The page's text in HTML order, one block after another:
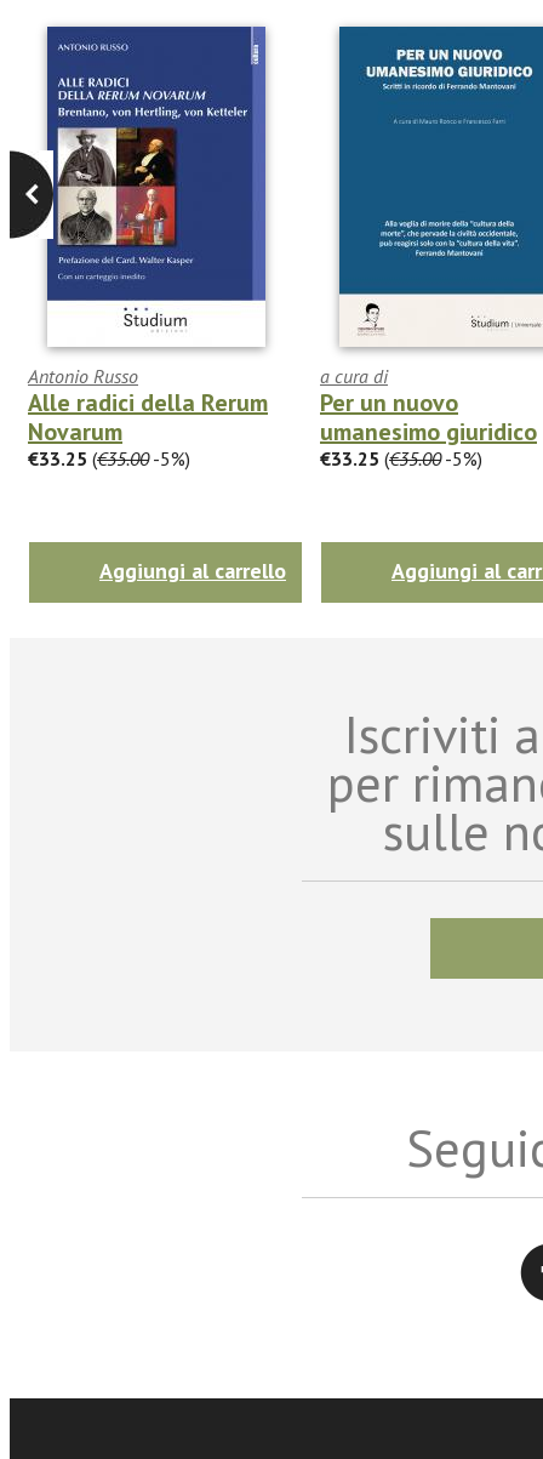
Antonio Russo
Alle radici della Rerum
Novarum
€33.25 (€35.00-5%)
Aggiungi al carrello
a cura di
Per un nuovo
umanesimo giuridico
€33.25 (€35.00-5%)
Aggiungi al
Iscriviti
per
sulle